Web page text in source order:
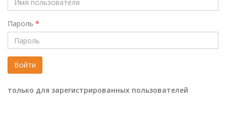
Пароль *
Войти
только для зарегистрированных пользователей